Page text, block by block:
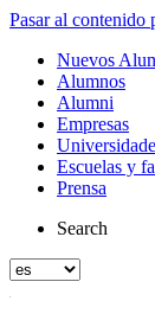
Pasar al contenido
Nuevos
Alumnos
Alumni
Empresas
Escuelas y
Prensa
Search